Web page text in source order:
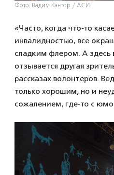
Фото: Вадим Кантор / АСИ
«Часто, когда что-то
инвалидностью, все
сладким флером. А здесь
отзывается другая
рассказах волонтеров.
только хорошим, но и
сожалением, где-то с